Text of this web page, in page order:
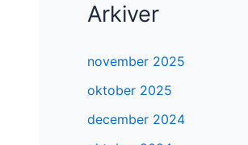
Arkiver
november 2025
oktober 2025
december 2024